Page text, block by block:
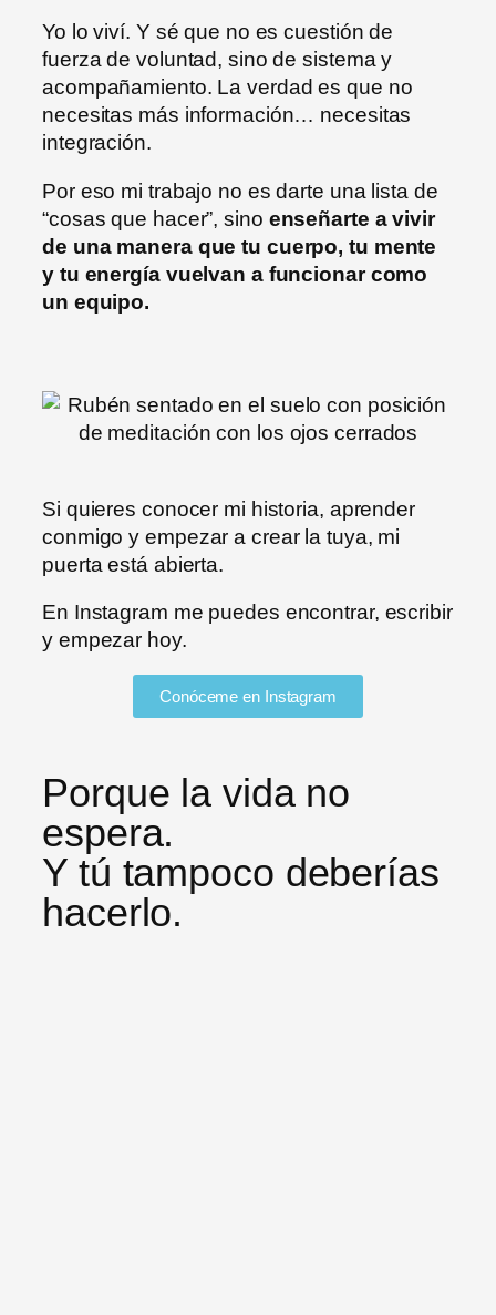
Yo lo viví. Y sé que no es cuestión de
fuerza de voluntad, sino de sistema y
acompañamiento. La verdad es que no
necesitas más información… necesitas
integración.
Por eso mi trabajo no es darte una lista de
“cosas que hacer”, sino enseñarte a vivir
de una manera que tu cuerpo, tu mente
y tu energía vuelvan a funcionar como
un equipo.
Si quieres conocer mi historia, aprender
conmigo y empezar a crear la tuya, mi
puerta está abierta.
En Instagram me puedes encontrar, escribir
y empezar hoy.
Conóceme en Instagram
Porque la vida no
espera.
Y tú tampoco deberías
hacerlo.